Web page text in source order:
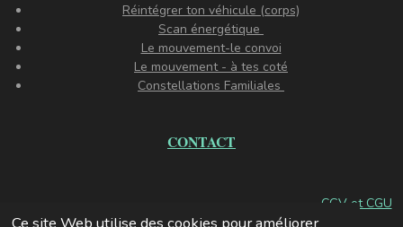
Réintégrer ton véhicule (corps)
Scan énergétique
Le mouvement-le convoi
Le mouvement - à tes coté
Constellations Familiales
CONTACT
CGV et CGU
© 2024 - 2026 PERMIS D EXISTER